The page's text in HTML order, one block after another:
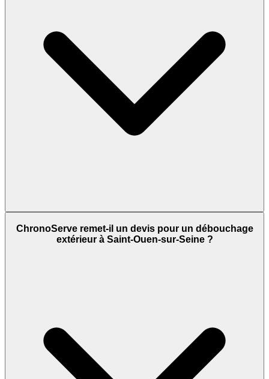
ChronoServe remet-il un devis pour un débouchage
extérieur à Saint-Ouen-sur-Seine ?